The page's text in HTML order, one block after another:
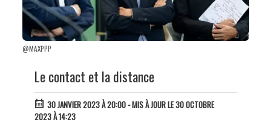
@MAXPPP
Le contact et la distance
30 JANVIER 2023 À 20:00- MIS À JOUR LE 30 OCTOBRE
2023 À 14:23